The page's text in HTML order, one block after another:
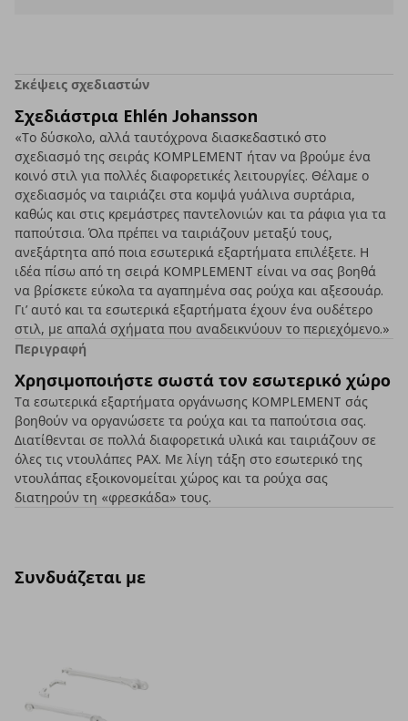
Σκέψεις σχεδιαστών
Σχεδιάστρια Ehlén Johansson
«Το δύσκολο, αλλά ταυτόχρονα διασκεδαστικό στο
σχεδιασμό της σειράς KOMPLEMENT ήταν να βρούμε ένα
κοινό στιλ για πολλές διαφορετικές λειτουργίες. Θέλαμε ο
σχεδιασμός να ταιριάζει στα κομψά γυάλινα συρτάρια,
καθώς και στις κρεμάστρες παντελονιών και τα ράφια για τα
παπούτσια. Όλα πρέπει να ταιριάζουν μεταξύ τους,
ανεξάρτητα από ποια εσωτερικά εξαρτήματα επιλέξετε. Η
ιδέα πίσω από τη σειρά KOMPLEMENT είναι να σας βοηθά
να βρίσκετε εύκολα τα αγαπημένα σας ρούχα και αξεσουάρ.
Γι’ αυτό και τα εσωτερικά εξαρτήματα έχουν ένα ουδέτερο
στιλ, με απαλά σχήματα που αναδεικνύουν το περιεχόμενο.»
Περιγραφή
Χρησιμοποιήστε σωστά τον εσωτερικό χώρο
Τα εσωτερικά εξαρτήματα οργάνωσης KOMPLEMENT σάς
βοηθούν να οργανώσετε τα ρούχα και τα παπούτσια σας.
Διατίθενται σε πολλά διαφορετικά υλικά και ταιριάζουν σε
όλες τις ντουλάπες PAX. Με λίγη τάξη στο εσωτερικό της
ντουλάπας εξοικονομείται χώρος και τα ρούχα σας
διατηρούν τη «φρεσκάδα» τους.
Συνδυάζεται με